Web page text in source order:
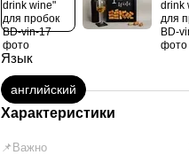
Язык
английский
Характеристики
📌Важно